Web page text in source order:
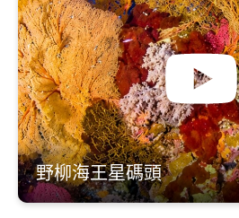
野柳海王星碼頭